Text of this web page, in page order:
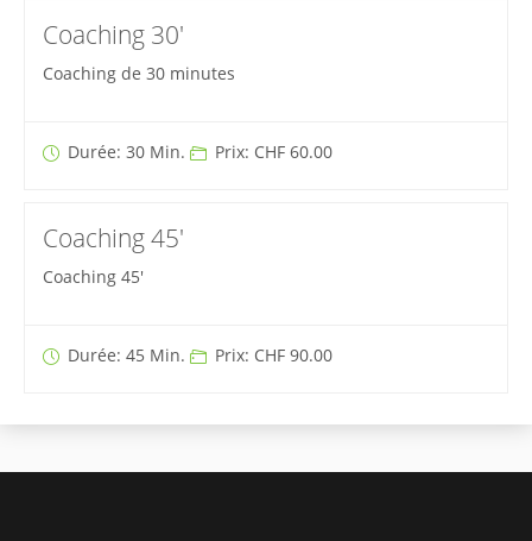
Coaching 30'
Coaching de 30 minutes
Durée: 30 Min. Prix: CHF 60.00
Coaching 45'
Coaching 45'
Durée: 45 Min. Prix: CHF 90.00